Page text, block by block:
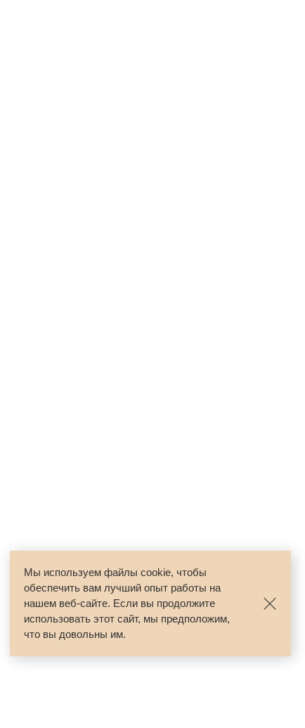
Мы используем файлы cookie, чтобы
обеспечить вам лучший опыт работы на
нашем веб-сайте. Если вы продолжите
использовать этот сайт, мы предположим,
что вы довольны им.